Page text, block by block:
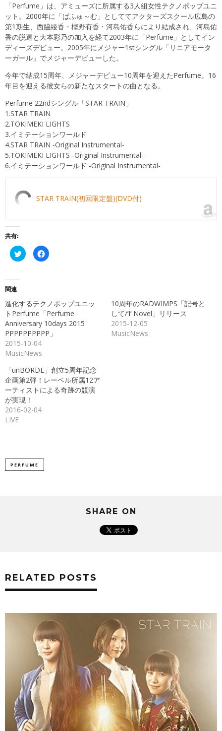
「Perfume」は、アミューズに所属する3人組女性テクノポップユニ
ット。2000年に「ぱふゅ～む」としててアクターズスクール広島の
第1期生、西脇綾香・樫野有香・河島佑香らにより結成され、河島佑
香の脱退と大本彩乃の加入を経て2003年に「Perfume」としてイン
ディーズデビュー。2005年にメジャー1stシングル「リニアモータ
ーガール」でメジャーデビューした。
今年で結成15周年、メジャーデビュー10周年を迎えたPerfume。16
年目を迎える彼女らの新たなスタートの曲となる。
Perfume 22ndシングル「STAR TRAIN」
1.STAR TRAIN
2.TOKIMEKI LIGHTS
3.イミテーションワールド
4.STAR TRAIN -Original Instrumental-
5.TOKIMEKI LIGHTS -Original Instrumental-
6.イミテーションワールド -Original Instrumental-
STAR TRAIN(初回限定盤)(DVD付)
共有:
ク
リ
共
有
(新
し
い
ウ
ィ
ン
ド
ウ
き
ま
す)
Facebook
で
ク
リ
ッ
ク
し
て
く
い
ィ
ン
ド
関連
進化するテクノポップユニッ
トPerfume「Perfume
Anniversary 10days 2015
PPPPPPPPPP」
2015-10-04
MusicNews
10周年のRADWIMPS「記号と
して/‘I’ Novel」リリース
2015-12-05
MusicNews
「unBORDE」創立5周年記念
企画第2弾！レーベル所属12ア
ーティストによる奇跡の競演
が実現！
2016-02-04
LIVE
PERFUME
SHARE ON
RELATED POSTS